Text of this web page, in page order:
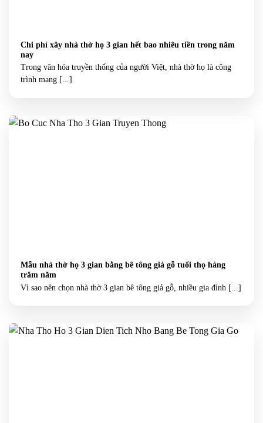
Chi phí xây nhà thờ họ 3 gian hết bao nhiêu tiền trong năm
nay
Trong văn hóa truyền thống của người Việt, nhà thờ họ là công
trình mang [...]
Mẫu nhà thờ họ 3 gian bằng bê tông giả gỗ tuổi thọ hàng
trăm năm
Vì sao nên chọn nhà thờ 3 gian bê tông giả gỗ, nhiều gia đình [...]